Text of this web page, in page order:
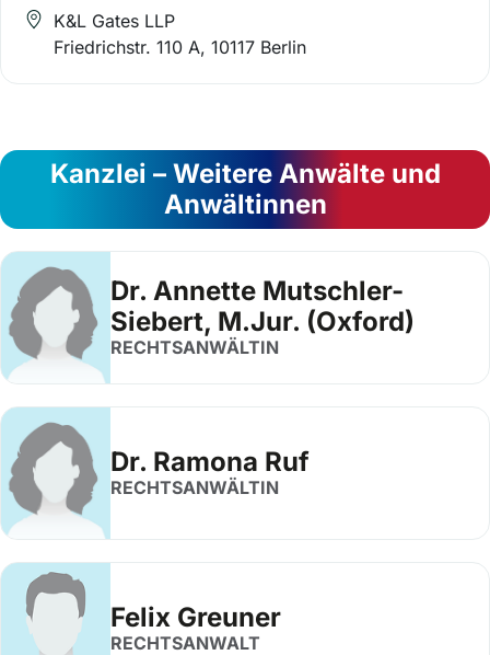
K&L Gates LLP
Friedrichstr. 110 A, 10117 Berlin
Kanzlei – Weitere Anwälte und
Anwältinnen
Dr. Annette Mutschler-
Siebert, M.Jur. (Oxford)
RECHTSANWÄLTIN
Dr. Ramona Ruf
RECHTSANWÄLTIN
Felix Greuner
RECHTSANWALT